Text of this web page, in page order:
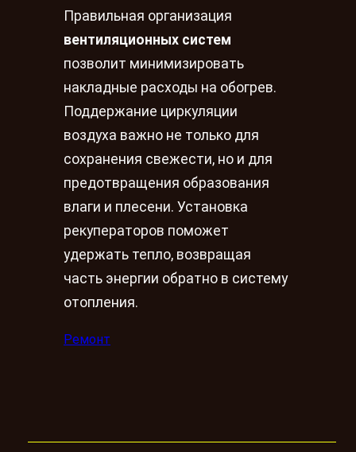
Правильная организация
вентиляционных систем
позволит минимизировать
накладные расходы на обогрев.
Поддержание циркуляции
воздуха важно не только для
сохранения свежести, но и для
предотвращения образования
влаги и плесени. Установка
рекуператоров поможет
удержать тепло, возвращая
часть энергии обратно в систему
отопления.
Ремонт